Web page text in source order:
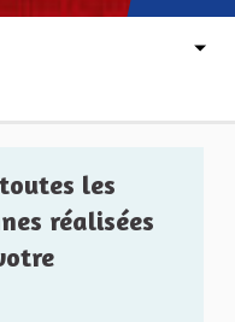
les
réalisées